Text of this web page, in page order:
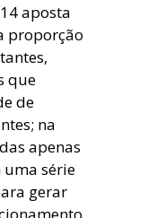
aposta
proporção
que
de
na
apenas
uma série
gerar